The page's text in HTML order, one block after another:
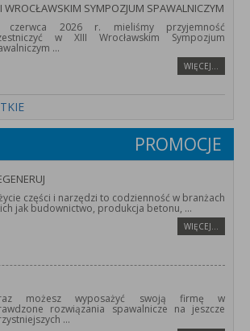
WROCŁAWSKIM SYMPOZJUM SPAWALNICZYM
czerwca 2026 r. mieliśmy przyjemność
w XIII Wrocławskim Sympozjum
...
WIĘCEJ…
PROMOCJE
części i narzędzi to codzienność w branżach
jak budownictwo, produkcja betonu, ...
WIĘCEJ…
możesz wyposażyć swoją firmę w
rozwiązania spawalnicze na jeszcze
...